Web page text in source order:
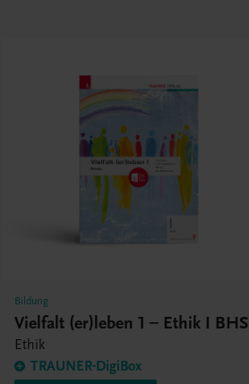
Bildung
Vielfalt (er)leben 1 – Ethik I BHS
Ethik
TRAUNER-DigiBox